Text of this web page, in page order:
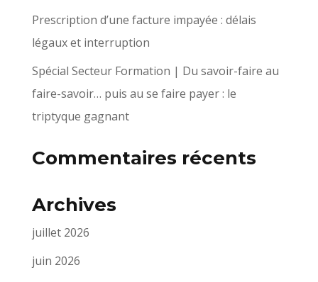
Prescription d’une facture impayée : délais
légaux et interruption
Spécial Secteur Formation | Du savoir-faire au
faire-savoir… puis au se faire payer : le
triptyque gagnant
Commentaires récents
Archives
juillet 2026
juin 2026